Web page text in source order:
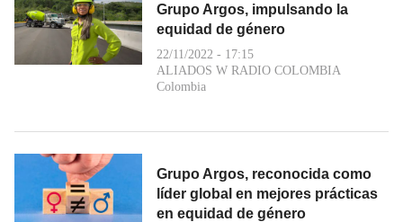
Grupo Argos, impulsando la
equidad de género
22/11/2022 - 17:15
ALIADOS W RADIO COLOMBIA
Colombia
Grupo Argos, reconocida como
líder global en mejores prácticas
en equidad de género